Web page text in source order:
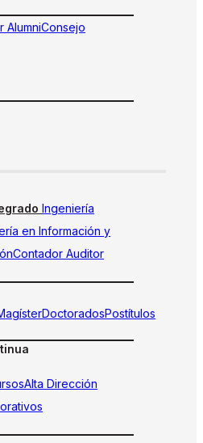
AlumniConsejo
Ingeniería
en Información y
Contador Auditor
DoctoradosPostítulos
Alta Dirección